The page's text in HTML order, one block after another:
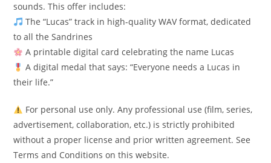
sounds. This offer includes:
The “Lucas” track in high-quality WAV format, dedicated
to all the Sandrines
A printable digital card celebrating the name Lucas
A digital medal that says: “Everyone needs a Lucas in
their life.”
For personal use only. Any professional use (film, series,
advertisement, collaboration, etc.) is strictly prohibited
without a proper license and prior written agreement. See
Terms and Conditions on this website.